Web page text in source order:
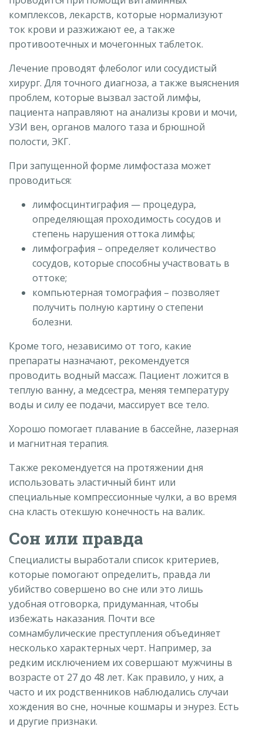
комплексов, лекарств, которые нормализуют
ток крови и разжижают ее, а также
противоотечных и мочегонных таблеток.
Лечение проводят флеболог или сосудистый
хирург. Для точного диагноза, а также выяснения
проблем, которые вызвал застой лимфы,
пациента направляют на анализы крови и мочи,
УЗИ вен, органов малого таза и брюшной
полости, ЭКГ.
При запущенной форме лимфостаза может
проводиться:
лимфосцинтиграфия — процедура,
определяющая проходимость сосудов и
степень нарушения оттока лимфы;
лимфография – определяет количество
сосудов, которые способны участвовать в
оттоке;
компьютерная томография – позволяет
получить полную картину о степени
болезни.
Кроме того, независимо от того, какие
препараты назначают, рекомендуется
проводить водный массаж. Пациент ложится в
теплую ванну, а медсестра, меняя температуру
воды и силу ее подачи, массирует все тело.
Хорошо помогает плавание в бассейне, лазерная
и магнитная терапия.
Также рекомендуется на протяжении дня
использовать эластичный бинт или
специальные компрессионные чулки, а во время
сна класть отекшую конечность на валик.
Сон или правда
Специалисты выработали список критериев,
которые помогают определить, правда ли
убийство совершено во сне или это лишь
удобная отговорка, придуманная, чтобы
избежать наказания. Почти все
сомнамбулические преступления объединяет
несколько характерных черт. Например, за
редким исключением их совершают мужчины в
возрасте от 27 до 48 лет. Как правило, у них, а
часто и их родственников наблюдались случаи
хождения во сне, ночные кошмары и энурез. Есть
и другие признаки.